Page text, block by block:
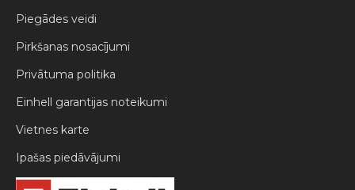
Piegādes veidi
Pirkšanas nosacījumi
Privātuma politika
Einhell garantijas noteikumi
Vietnes karte
Ipašas piedāvājumi